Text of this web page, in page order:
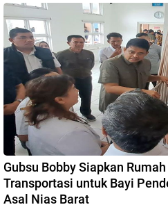
Gubsu Bobby Siapkan
Transportasi untuk Bayi
Asal Nias Barat